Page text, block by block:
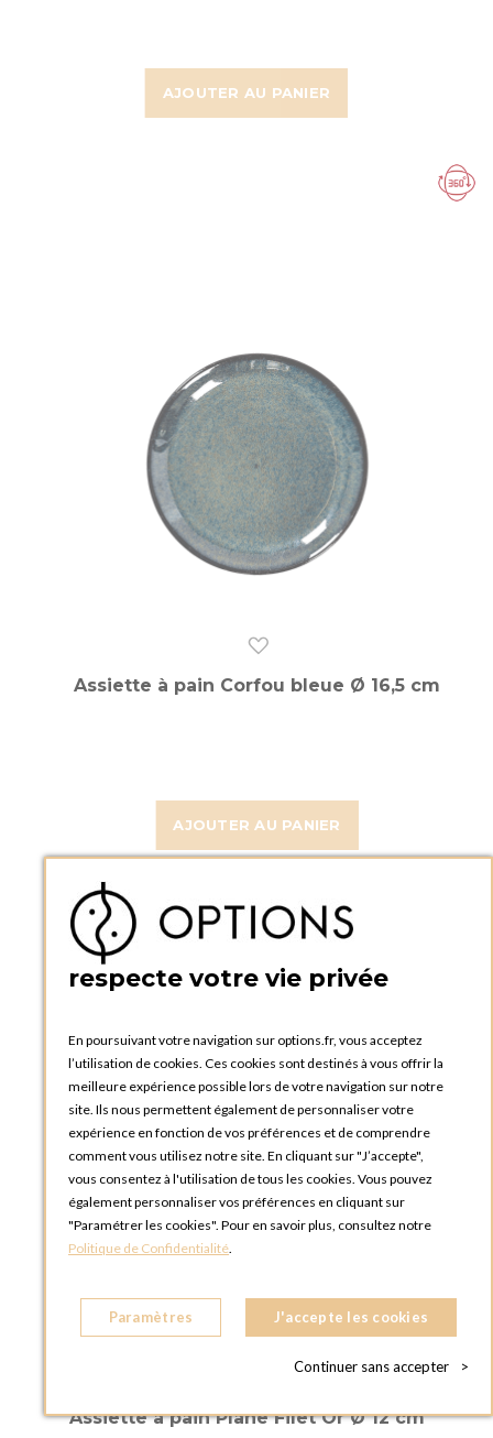
AJOUTER AU PANIER
AJOUTER AU PANIER
Assiette à pain Corfou bleue Ø 16,5 cm
Assiette à pain Plane Filet Or Ø 12 cm
respecte votre vie privée
En poursuivant votre navigation sur options.fr, vous acceptez
l’utilisation de cookies. Ces cookies sont destinés à vous offrir la
meilleure expérience possible lors de votre navigation sur notre
site. Ils nous permettent également de personnaliser votre
expérience en fonction de vos préférences et de comprendre
comment vous utilisez notre site. En cliquant sur "J’accepte",
vous consentez à l'utilisation de tous les cookies. Vous pouvez
également personnaliser vos préférences en cliquant sur
"Paramétrer les cookies". Pour en savoir plus, consultez notre
Politique de Confidentialité.
Paramètres J'accepte les cookies
Continuer sans accepter >